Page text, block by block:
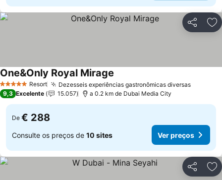
Partilhar
5 Estrelas Resort Dezesseis experiências gastronômicas diversas
One&Only Royal Mirage
9,3 Excelente 15.057 a 0.2 km de Dubai Media City
De € 288
Consulte os preços de 10 sites Ver preços
Partilhar